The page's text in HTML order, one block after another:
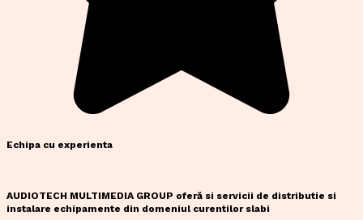
Echipa cu experienta
AUDIOTECH MULTIMEDIA GROUP oferă si servicii de distributie si
instalare echipamente din domeniul curentilor slabi